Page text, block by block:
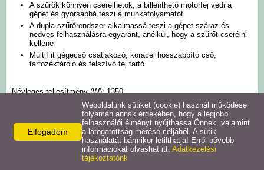
A szűrők könnyen cserélhetők, a billenthető motorfej védi a
gépet és gyorsabbá teszi a munkafolyamatot
A dupla szűrőrendszer alkalmassá teszi a gépet száraz és
nedves felhasználásra egyaránt, anélkül, hogy a szűrőt cserélni
kellene
MultiFit gégecső csatlakozó, koracél hosszabbító cső,
tartozéktároló és felszívó fej tartó
Névleges teljesítmény (W): 1350
Légszállítás (L/SEC): 48
Vákuum a fejnél (KPA): 20
Tartály térfogat (L): 35
18
Szívóteljesítmény a cső végén (W):
Elfogadom
Weboldalunk sütiket (cookie) használ működése
folyamán annak érdekében, hogy a legjobb
felhasználói élményt nyújthassa Önnek, valamint
a látogatottság mérése céljából. A sütik
használatát bármikor letilthatja! Erről bővebb
információkat olvashat itt: Adatkezelési
tájékoztatónk